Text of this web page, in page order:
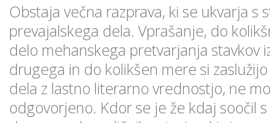
Obstaja večna razprava, ki se ukvarja s
prevajalskega dela. Vprašanje, do
delo mehanskega pretvarjanja stavkov
drugega in do kolikšen mere si
dela z lastno literarno vrednostjo, ne
odgovorjeno. Kdor se je že kdaj soočil